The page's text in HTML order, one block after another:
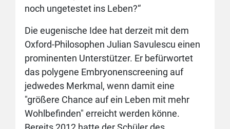
noch ungetestet ins Leben?“
Die eugenische Idee hat derzeit mit dem
Oxford-Philosophen Julian Savulescu einen
prominenten Unterstützer. Er befürwortet
das polygene Embryonenscreening auf
jedwedes Merkmal, wenn damit eine
"größere Chance auf ein Leben mit mehr
Wohlbefinden" erreicht werden könne.